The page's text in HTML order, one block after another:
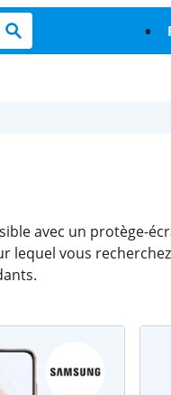
avec un protège-
lequel vous